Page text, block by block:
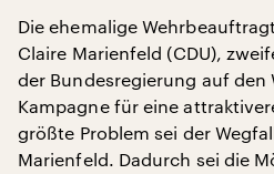
Die ehemalige
Claire Marienfeld (CDU),
der Bundesregierung auf den
Kampagne für eine
größte Problem sei der
Marienfeld. Dadurch sei die